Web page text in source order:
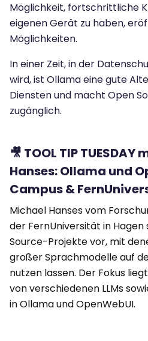
Möglichkeit, fortschrittliche
eigenen Gerät zu haben,
Möglichkeiten.
In einer Zeit, in der
wird, ist Ollama eine gute
Diensten und macht Open
zugänglich.
🎥 TOOL TIP
Hanses: Ollama und
Campus &
Michael Hanses vom
der FernUniversität in
Source-Projekte vor, mit
großer Sprachmodelle auf
nutzen lassen. Der Fokus
von verschiedenen LLMs
in Ollama und OpenWebUI.